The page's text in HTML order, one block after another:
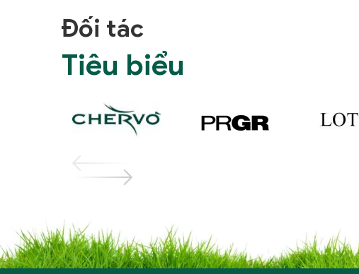
Đối tác
Tiêu biểu